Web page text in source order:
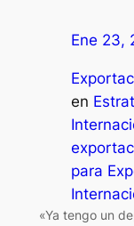
Ene 23,
en
para
«Ya tengo un